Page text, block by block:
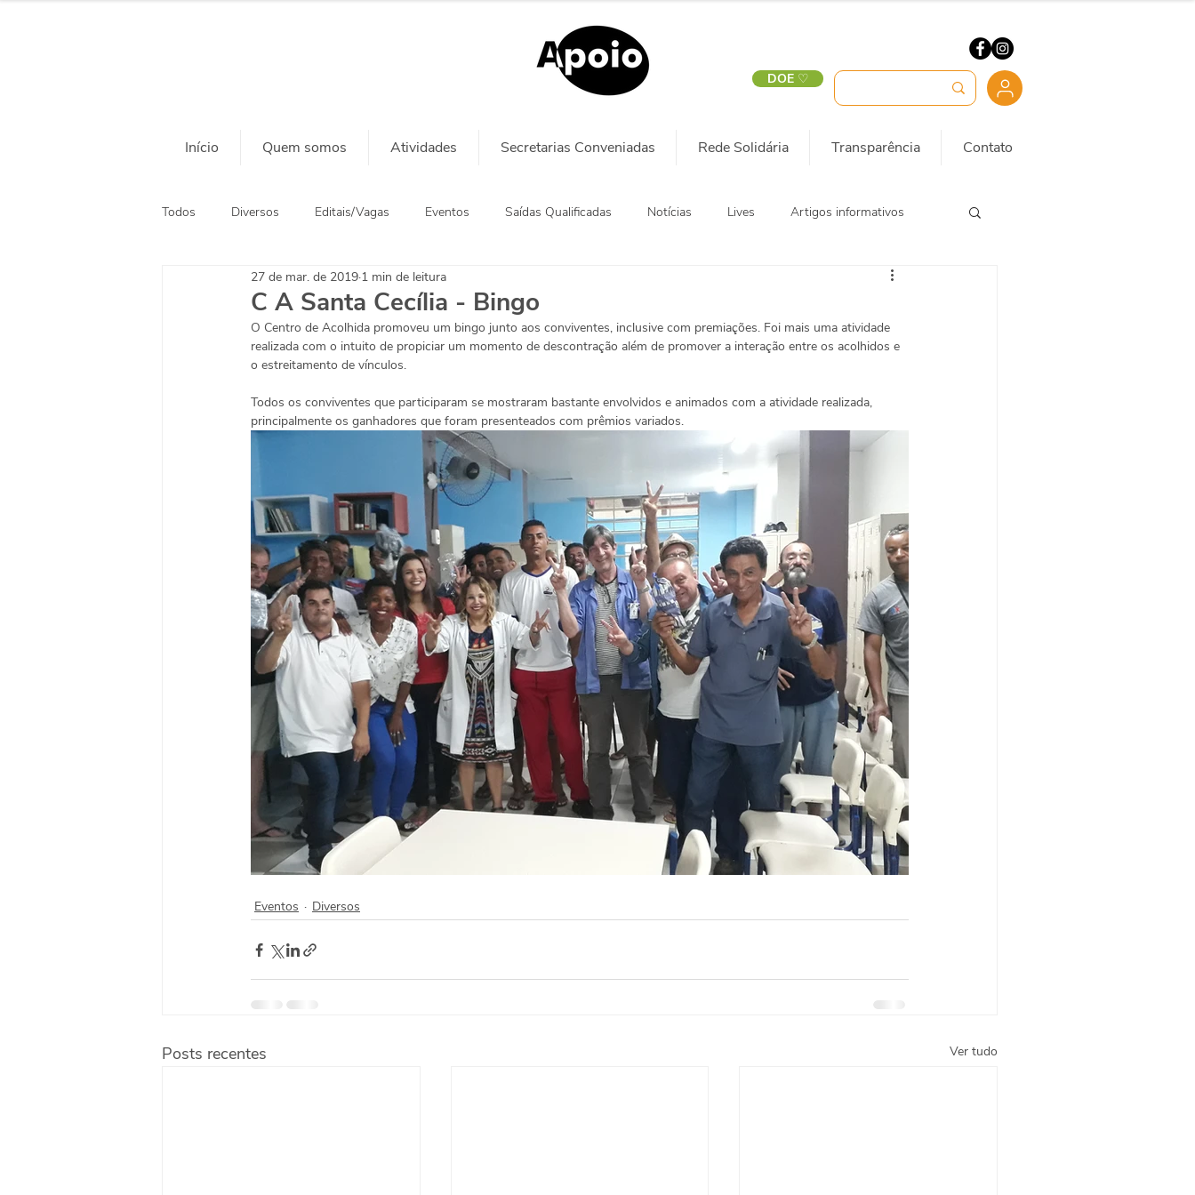
DOE ♡
Início Quem somos Atividades Secretarias Conveniadas Rede Solidária Transparência Contato
Todos Diversos Editais/Vagas Eventos Saídas Qualificadas Notícias Lives Artigos informativos
Ação Social Habitação
C A Santa Cecília - Bingo
27 de mar. de 2019 1 min de leitura
O Centro de Acolhida promoveu um bingo junto aos conviventes, inclusive com premiações. Foi mais uma atividade
realizada com o intuito de propiciar um momento de descontração além de promover a interação entre os acolhidos e
o estreitamento de vínculos.
Todos os conviventes que participaram se mostraram bastante envolvidos e animados com a atividade realizada,
principalmente os ganhadores que foram presenteados com prêmios variados.
Eventos Diversos
Posts recentes Ver tudo